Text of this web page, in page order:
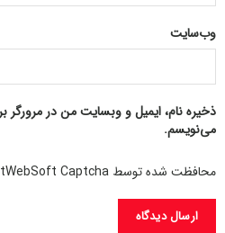
وب‌سایت
ذخیره نام، ایمیل و وبسایت من در مرورگر
می‌نویسم.
محافظت شده توسط BestWebSoft Captcha